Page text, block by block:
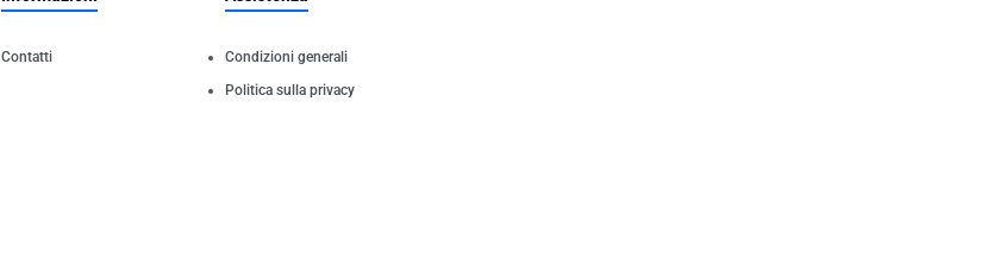
Contatti
Condizioni generali
Politica sulla privacy